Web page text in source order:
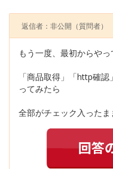
返信者：非公開 （質問者）
もう一度、最初からやっ
「商品取得」「http確
ってみたら
全部がチェック入った